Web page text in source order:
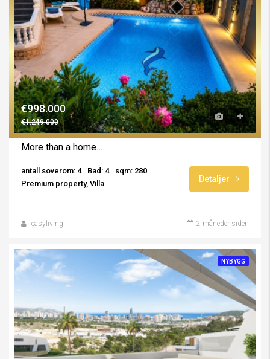
€998.000
€1.249.000
More than a home…
antall soverom: 4 Bad: 4
sqm: 280
Premium property, Villa
Detaljer
easyliving 2 måneder siden
NYBYGG